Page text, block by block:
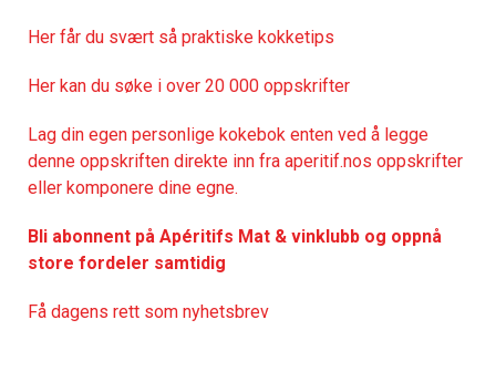
Her får du svært så praktiske kokketips
Her kan du søke i over 20 000 oppskrifter
Lag din egen personlige kokebok enten ved å legge
denne oppskriften direkte inn fra aperitif.nos oppskrifter
eller komponere dine egne.
Bli abonnent på Apéritifs Mat & vinklubb og oppnå
store fordeler samtidig
Få dagens rett som nyhetsbrev